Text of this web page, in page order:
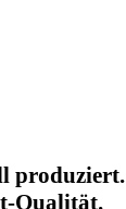
produziert.
Qualität.